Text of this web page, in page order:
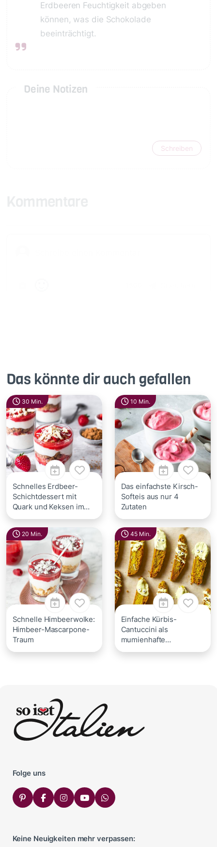
Erdbeeren Feuchtigkeit abgeben
können, was die Schokolade
beeinträchtigt.
Deine Notizen
Schreiben
Das könnte dir auch gefallen
30 Min.
Schnelles Erdbeer-
Schichtdessert mit
Quark und Keksen im
Glas
10 Min.
Das einfachste Kirsch-
Softeis aus nur 4
Zutaten
20 Min.
Schnelle Himbeerwolke:
Himbeer-Mascarpone-
Traum
45 Min.
Einfache Kürbis-
Cantuccini als
mumienhafte
Halloween-Kekse
Folge uns
Keine Neuigkeiten mehr verpassen: